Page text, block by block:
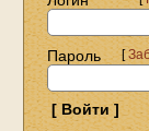
Пароль [